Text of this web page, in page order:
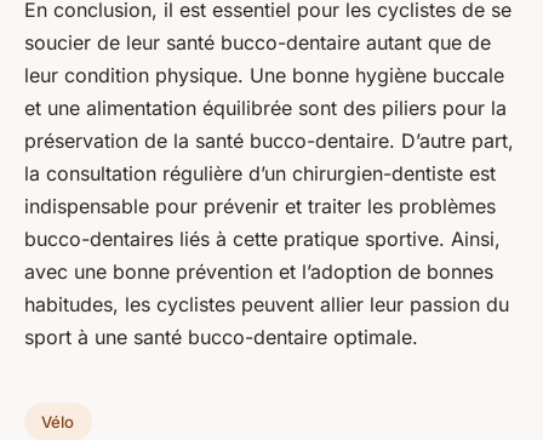
En conclusion, il est essentiel pour les cyclistes de se
soucier de leur santé bucco-dentaire autant que de
leur condition physique. Une bonne hygiène buccale
et une alimentation équilibrée sont des piliers pour la
préservation de la santé bucco-dentaire. D’autre part,
la consultation régulière d’un chirurgien-dentiste est
indispensable pour prévenir et traiter les problèmes
bucco-dentaires liés à cette pratique sportive. Ainsi,
avec une bonne prévention et l’adoption de bonnes
habitudes, les cyclistes peuvent allier leur passion du
sport à une santé bucco-dentaire optimale.
Vélo